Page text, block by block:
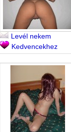
Levél nekem
Kedvencekhez